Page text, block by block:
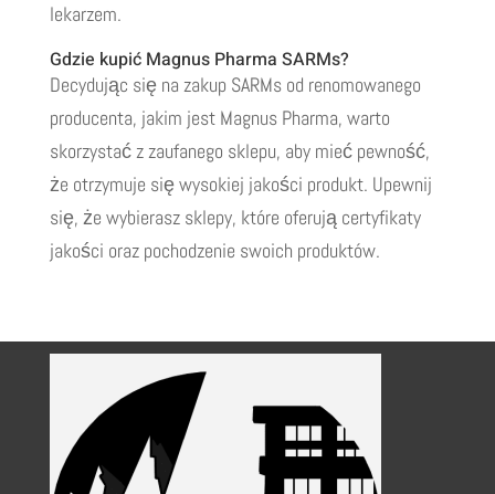
lekarzem.
Gdzie kupić Magnus Pharma SARMs?
Decydując się na zakup SARMs od renomowanego
producenta, jakim jest Magnus Pharma, warto
skorzystać z zaufanego sklepu, aby mieć pewność,
że otrzymuje się wysokiej jakości produkt. Upewnij
się, że wybierasz sklepy, które oferują certyfikaty
jakości oraz pochodzenie swoich produktów.